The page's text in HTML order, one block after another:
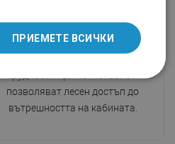
използване. Те разполагат със
солидни панти, изработени от
позволяват лесен достъп до
вътрешността на кабината.
LITHUANIAN
ROMANIAN
FRENCH
ПРИЕМЕТЕ ВСИЧКИ